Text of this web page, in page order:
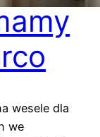
wesele dla
we